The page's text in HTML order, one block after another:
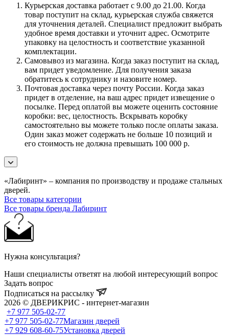
Курьерская доставка работает с 9.00 до 21.00. Когда
товар поступит на склад, курьерская служба свяжется
для уточнения деталей. Специалист предложит выбрать
удобное время доставки и уточнит адрес. Осмотрите
упаковку на целостность и соответствие указанной
комплектации.
Самовывоз из магазина. Когда заказ поступит на склад,
вам придет уведомление. Для получения заказа
обратитесь к сотруднику и назовите номер.
Почтовая доставка через почту России. Когда заказ
придет в отделение, на ваш адрес придет извещение о
посылке. Перед оплатой вы можете оценить состояние
коробки: вес, целостность. Вскрывать коробку
самостоятельно вы можете только после оплаты заказа.
Один заказ может содержать не больше 10 позиций и
его стоимость не должна превышать 100 000 р.
«Лабиринт» – компания по производству и продаже стальных
дверей.
Все товары категории
Все товары бренда Лабиринт
Нужна консультация?
Наши специалисты ответят на любой интересующий вопрос
Задать вопрос
Подписаться на рассылку
2026 © ДВЕРИКРИС - интернет-магазин
+7 977 505-02-77
+7 977 505-02-77Магазин дверей
+7 929 608-60-75Установка дверей